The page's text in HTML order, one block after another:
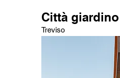
Città giardino
Treviso